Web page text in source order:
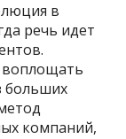
в
речь идет
воплощать
больших
компаний,